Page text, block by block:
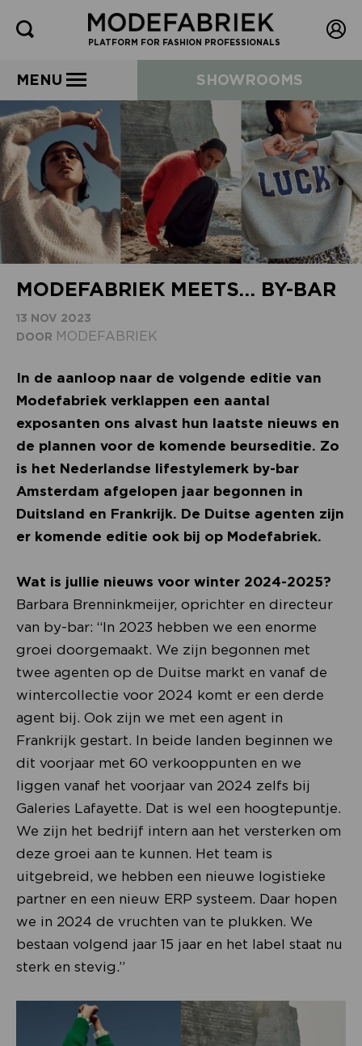
PLATFORM FOR FASHION PROFESSIONALS
MENU SHOWROOMS
MODEFABRIEK MEETS… BY-BAR
13 NOV 2023
DOOR MODEFABRIEK
In de aanloop naar de volgende editie van
Modefabriek verklappen een aantal
exposanten ons alvast hun laatste nieuws en
de plannen voor de komende beurseditie. Zo
is het Nederlandse lifestylemerk by-bar
Amsterdam afgelopen jaar begonnen in
Duitsland en Frankrijk. De Duitse agenten zijn
er komende editie ook bij op Modefabriek.
Wat is jullie nieuws voor winter 2024-2025?
Barbara Brenninkmeijer, oprichter en directeur
van by-bar: “In 2023 hebben we een enorme
groei doorgemaakt. We zijn begonnen met
twee agenten op de Duitse markt en vanaf de
wintercollectie voor 2024 komt er een derde
agent bij. Ook zijn we met een agent in
Frankrijk gestart. In beide landen beginnen we
dit voorjaar met 60 verkooppunten en we
liggen vanaf het voorjaar van 2024 zelfs bij
Galeries Lafayette. Dat is wel een hoogtepuntje.
We zijn het bedrijf intern aan het versterken om
deze groei aan te kunnen. Het team is
uitgebreid, we hebben een nieuwe logistieke
partner en een nieuw ERP systeem. Daar hopen
we in 2024 de vruchten van te plukken. We
bestaan volgend jaar 15 jaar en het label staat nu
sterk en stevig.”